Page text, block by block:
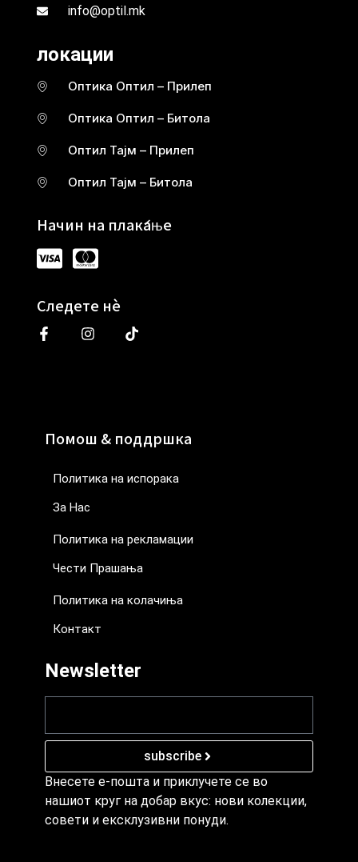
info@optil.mk
локации
Оптика Оптил – Прилеп
Оптика Оптил – Битола
Оптил Тајм – Прилеп
Оптил Тајм – Битола
Начин на плаќање
Следете нè
Помош & поддршка
Политика на испорака
За Нас
Политика на рекламации
Чести Прашања
Политика на колачиња
Контакт
Newsletter
subscribe
Внесете е-пошта и приклучете се во
нашиот круг на добар вкус: нови колекции,
совети и ексклузивни понуди.